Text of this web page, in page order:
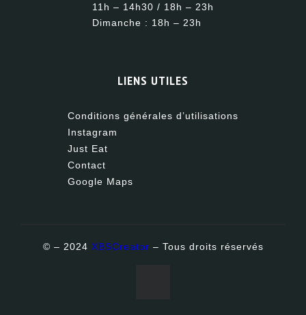
11h – 14h30 / 18h – 23h
Dimanche : 18h – 23h
LIENS UTILES
Conditions générales d’utilisations
Instagram
Just Eat
Contact
Google Maps
© – 2024 XBSCreator – Tous droits réservés